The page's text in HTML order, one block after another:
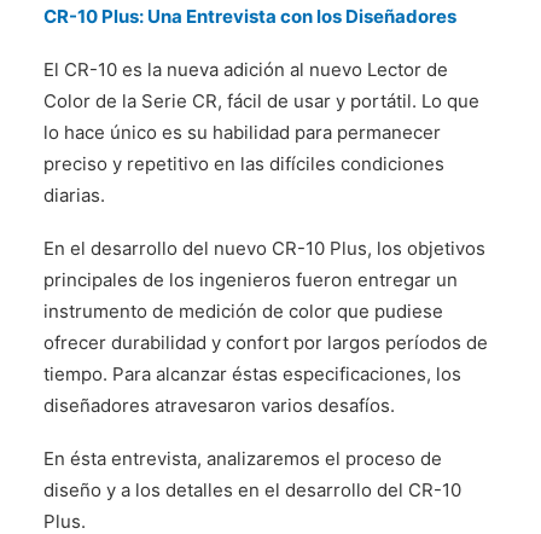
CONTÁCTENOS
CR-10 Plus: Una Entrevista con los Diseñadores
El CR-10 es la nueva adición al nuevo Lector de
Color de la Serie CR, fácil de usar y portátil. Lo que
lo hace único es su habilidad para permanecer
preciso y repetitivo en las difíciles condiciones
diarias.
En el desarrollo del nuevo CR-10 Plus, los objetivos
principales de los ingenieros fueron entregar un
instrumento de medición de color que pudiese
ofrecer durabilidad y confort por largos períodos de
tiempo. Para alcanzar éstas especificaciones, los
diseñadores atravesaron varios desafíos.
En ésta entrevista, analizaremos el proceso de
diseño y a los detalles en el desarrollo del CR-10
Plus.